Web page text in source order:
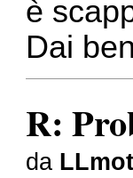
è
Dai
R:
da